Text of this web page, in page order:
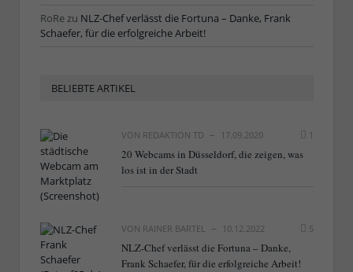
RoRezu NLZ-Chef verlässt die Fortuna – Danke, Frank
Schaefer, für die erfolgreiche Arbeit!
BELIEBTE ARTIKEL
VON REDAKTION TD 17.09.2020 1
20 Webcams in Düsseldorf, die zeigen, was
los ist in der Stadt
VON RAINER BARTEL 10.12.2022 5
NLZ-Chef verlässt die Fortuna – Danke,
Frank Schaefer, für die erfolgreiche Arbeit!